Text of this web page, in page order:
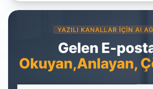
AI Analizciler ve BI
Panelleri